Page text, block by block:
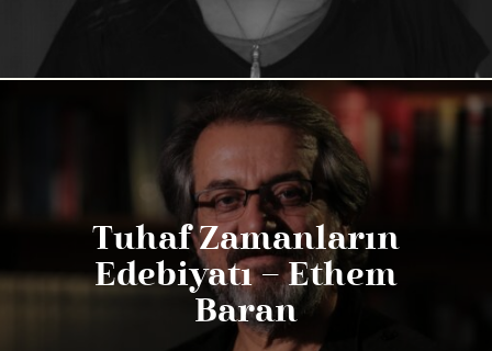
Tuhaf Zamanların
Edebiyatı – Ethem
Baran